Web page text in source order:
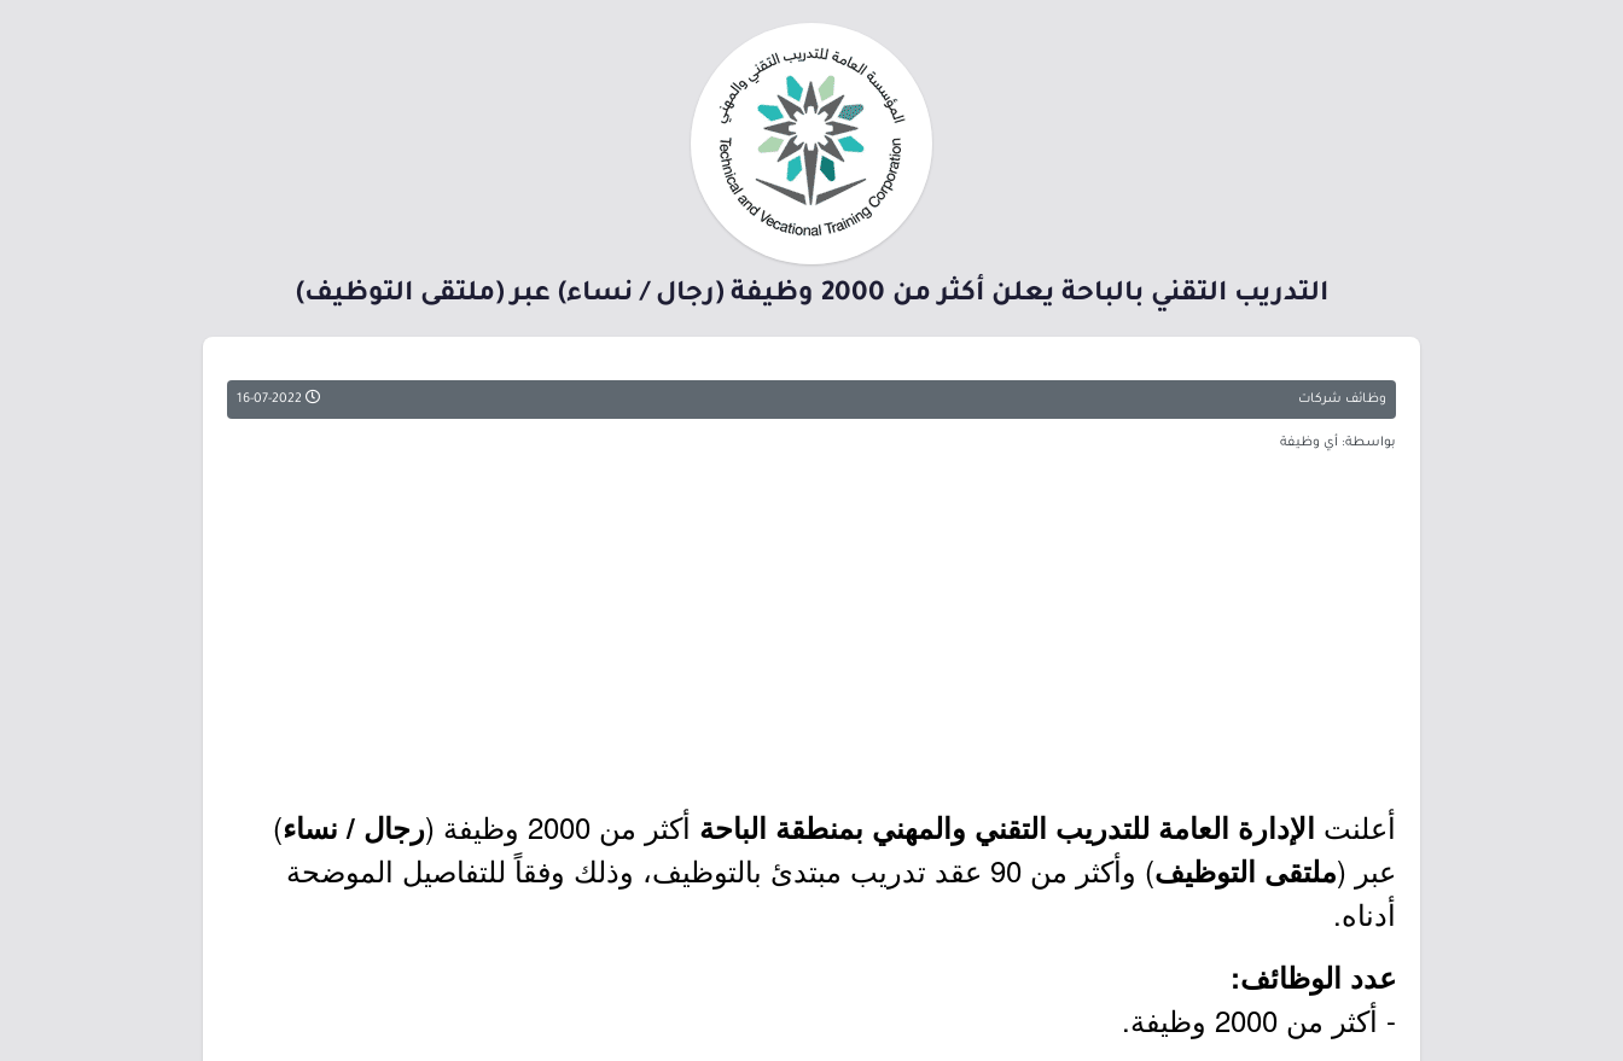
التدريب التقني بالباحة يعلن أكثر من 2000 وظيفة (رجال / نساء) عبر (ملتقى التوظيف)
وظائف شركات
بواسطة: أي وظيفة
أعلنت الإدارة العامة للتدريب التقني والمهني بمنطقة الباحة أكثر من 2000 وظيفة ( رجال / نساء)
عبر (ملتقى التوظيف
) وأكثر من 90 عقد تدريب مبتدئ بالتوظيف، وذلك وفقاً للتفاصيل الموضحة
أدناه.
عدد الوظائف:
- أكثر من 2000 وظيفة.